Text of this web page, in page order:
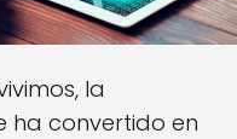
la
ha convertido en